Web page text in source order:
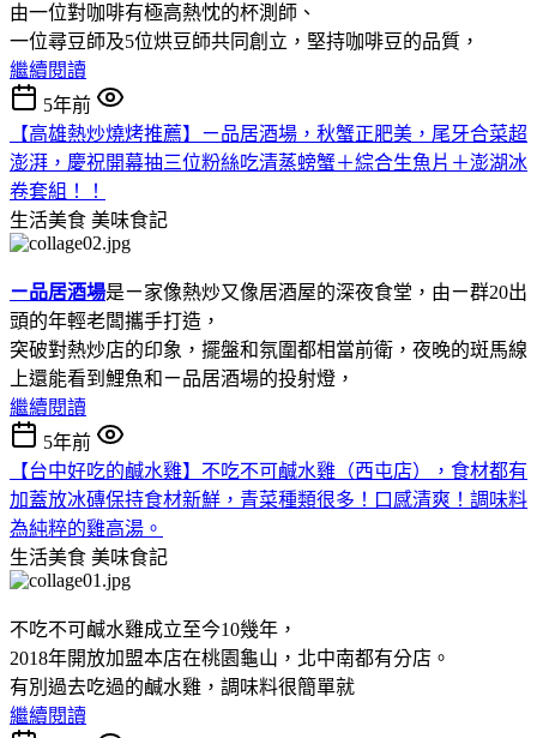
由一位對咖啡有極高熱忱的杯測師、
一位尋豆師及5位烘豆師共同創立，堅持咖啡豆的品質，
繼續閱讀
5年前
【高雄熱炒燒烤推薦】ㄧ品居酒場，秋蟹正肥美，尾牙合菜超
澎湃，慶祝開幕抽三位粉絲吃清蒸螃蟹＋綜合生魚片＋澎湖冰
卷套組！！
生活美食 美味食記
ㄧ品居酒場是ㄧ家像熱炒又像居酒屋的深夜食堂，由ㄧ群20出
頭的年輕老闆攜手打造，
突破對熱炒店的印象，擺盤和氛圍都相當前衛，夜晚的斑馬線
上還能看到鯉魚和ㄧ品居酒場的投射燈，
繼續閱讀
5年前
【台中好吃的鹹水雞】不吃不可鹹水雞（西屯店），食材都有
加蓋放冰磚保持食材新鮮，青菜種類很多！口感清爽！調味料
為純粹的雞高湯。
生活美食 美味食記
不吃不可鹹水雞成立至今10幾年，
2018年開放加盟本店在桃園龜山，北中南都有分店。
有別過去吃過的鹹水雞，調味料很簡單就
繼續閱讀